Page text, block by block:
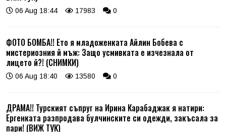
06 Aug 18:44 17983 0
ФОТО БОМБА!! Ето я младоженката Айлин Бобева с
мистериозния й мъж: Защо усмивката е изчезнала от
лицето й?! (СНИМКИ)
06 Aug 18:40 13580 0
ДРАМА!! Турският съпруг на Ирина Карабаджак я натири:
Ергенката разпродава булчинските си одежди, закъсала за
пари! (ВИЖ ТУК)